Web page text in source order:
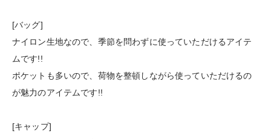
[バッグ]
ナイロン生地なので、季節を問わずに使っていただけるアイテ
ムです!!
ポケットも多いので、荷物を整頓しながら使っていただけるの
が魅力のアイテムです!!
[キャップ]